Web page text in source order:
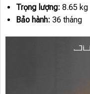
Trọng lượng: 8.65 kg
Bảo hành: 36 tháng